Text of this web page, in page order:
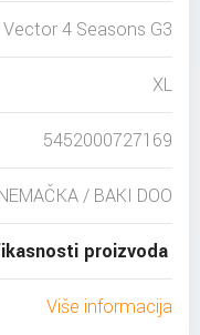
Vector 4 Seasons G3
XL
5452000727169
/ BAKI DOO
proizvoda
Više informacija